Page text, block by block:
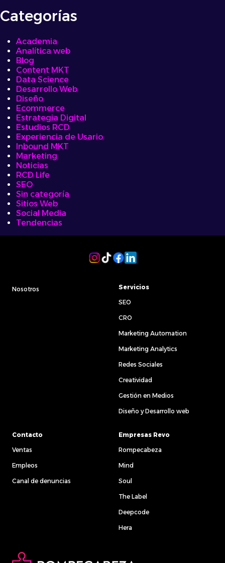
Categorías
Academia
Analítica web
Blog
Content MKT
Data Science
Desarrollo Web
Diseño
Ecommerce
Estrategia Digital
Estudios RCD
Experiencia de Usario
Inbound MKT
Marketing
Noticias
RCD Life
SEO
Sin categoría
Sitios Web
Social Media
Tendencias
Nosotros
Servicios
SEO
CRO
Marketing Automation
Marketing Analytics
Redes Sociales
Creatividad
Gestión en Medios
Diseño y Desarrollo web
Contacto
Ventas
Empleos
Canal de denuncias
Empresas Revo
Rompecabeza
Mind
Soul
The Label
Deepcode
Hera